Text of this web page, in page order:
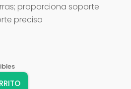
proporciona soporte
preciso